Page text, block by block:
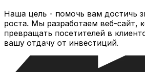
Наша цель - помочь вам достичь
роста. Мы разработаем веб-сайт,
превращать посетителей в
вашу отдачу от инвестиций.